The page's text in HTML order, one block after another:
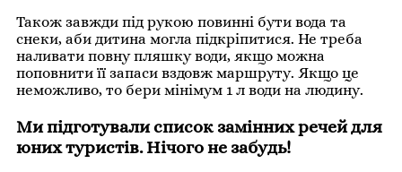
Також завжди під рукою повинні бути вода та
снеки, аби дитина могла підкріпитися. Не треба
наливати повну пляшку води, якщо можна
поповнити її запаси вздовж маршруту. Якщо це
неможливо, то бери мінімум 1 л води на людину.
Ми підготували список замінних речей для
юних туристів. Нічого не забудь!